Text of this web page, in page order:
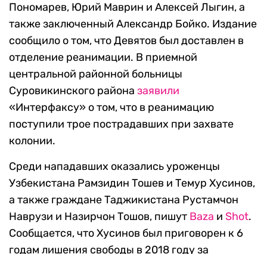
Пономарев, Юрий Маврин и Алексей Лыгин, а
также заключенный Александр Бойко. Издание
сообщило о том, что Девятов был доставлен в
отделение реанимации. В приемной
центральной районной больницы
Суровикинского района заявили
«Интерфаксу» о том, что в реанимацию
поступили трое пострадавших при захвате
колонии.
Среди нападавших оказались уроженцы
Узбекистана Рамзидин Тошев и Темур Хусинов,
а также граждане Таджикистана Рустамчон
Наврузи и Назирчон Тошов, пишут Baza и Shot.
Сообщается, что Хусинов был приговорен к 6
годам лишения свободы в 2018 году за